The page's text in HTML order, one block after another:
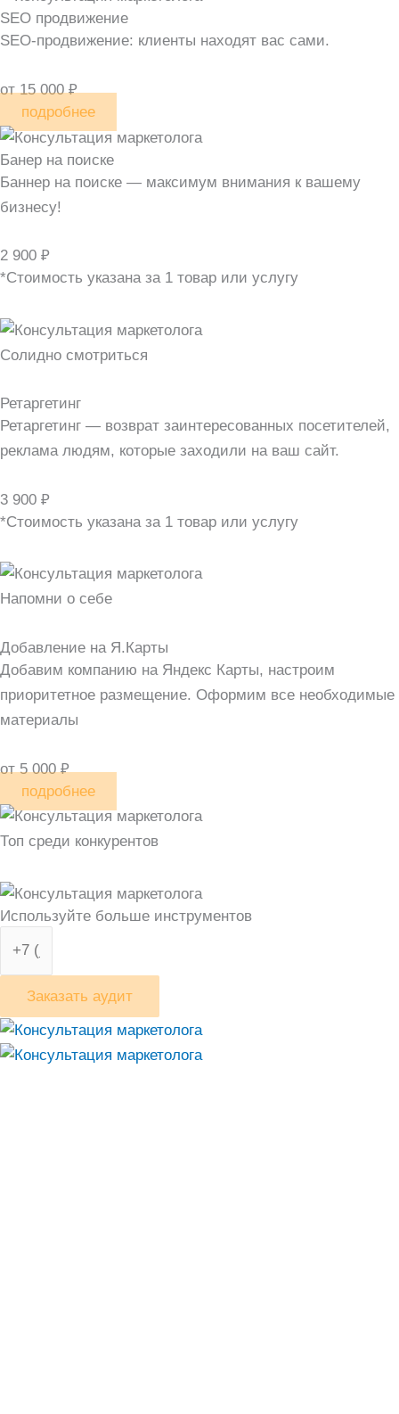
SEO продвижение
SEO-продвижение: клиенты находят вас сами.
от 15 000 ₽
подробнее
Банер на поиске
Баннер на поиске — максимум внимания к вашему
бизнесу!
2 900 ₽
*Стоимость указана за 1 товар или услугу
Солидно смотриться
Ретаргетинг
Ретаргетинг — возврат заинтересованных посетителей,
реклама людям, которые заходили на ваш сайт.
3 900 ₽
*Стоимость указана за 1 товар или услугу
Напомни о себе
Добавление на Я.Карты
Добавим компанию на Яндекс Карты, настроим
приоритетное размещение. Оформим все необходимые
материалы
от 5 000 ₽
подробнее
Топ среди конкурентов
Используйте больше инструментов
Заказать аудит